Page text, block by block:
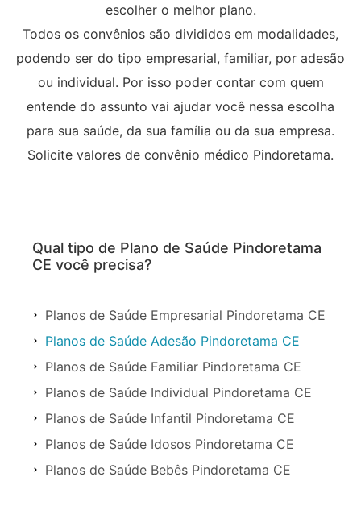
escolher o melhor plano.
Todos os convênios são divididos em modalidades,
podendo ser do tipo empresarial, familiar, por adesão
ou individual. Por isso poder contar com quem
entende do assunto vai ajudar você nessa escolha
para sua saúde, da sua família ou da sua empresa.
Solicite valores de convênio médico Pindoretama.
Qual tipo de Plano de Saúde Pindoretama
CE você precisa?
Planos de Saúde Empresarial Pindoretama CE
Planos de Saúde Adesão Pindoretama CE
Planos de Saúde Familiar Pindoretama CE
Planos de Saúde Individual Pindoretama CE
Planos de Saúde Infantil Pindoretama CE
Planos de Saúde Idosos Pindoretama CE
Planos de Saúde Bebês Pindoretama CE